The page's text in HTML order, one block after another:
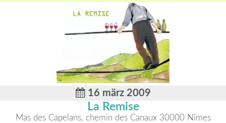
16 märz 2009
La Remise
Mas des Capelans, chemin des Canaux 30000 Nîmes